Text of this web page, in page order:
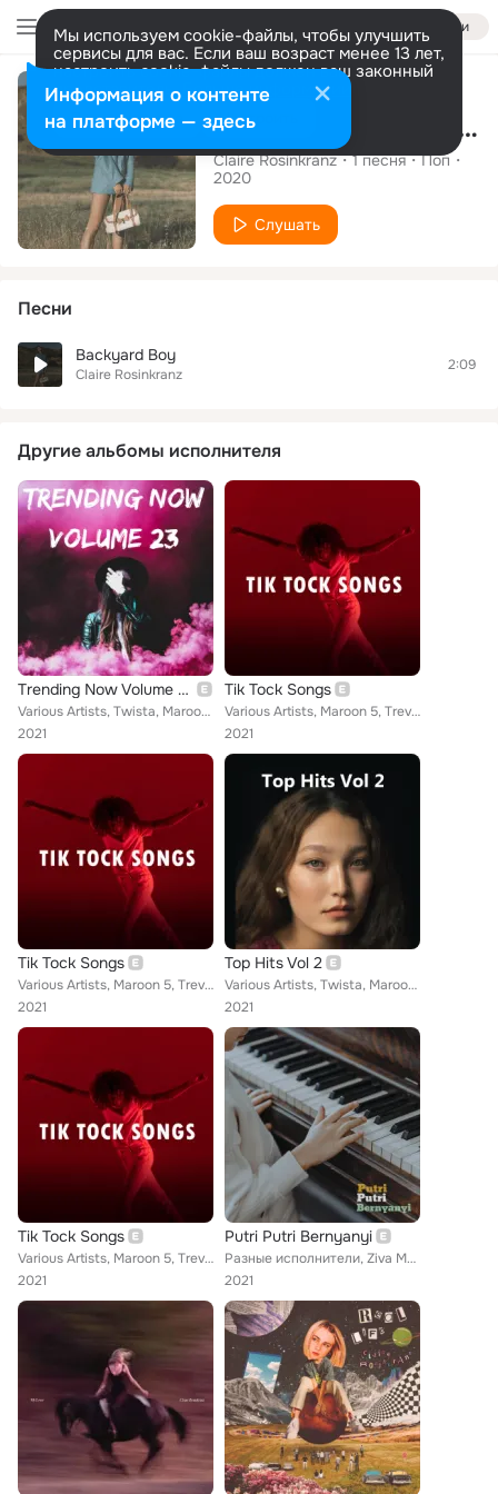
Войти
Мы используем cookie-файлы, чтобы улучшить
сервисы для вас. Если ваш возраст менее 13 лет,
настроить cookie-файлы должен ваш законный
представитель. Больше информации
Разрешить все Настроить
Альбом
BeVerly Hills BoYfRiEnd
Claire Rosinkranz 1песня
Поп
2020
Слушать
Песни
Backyard Boy
Claire Rosinkranz
2:09
Другие альбомы исполнителя
Trending Now Volume 23
Various Artists, Twista, Maroon 5, Martin Solveig, YUNGBLUD, Becky Hill, ATB, Conan Gray, Peach Tree Rascals, Yung Gravy, Marshm...
2021
Tik Tock Songs
Various Artists, Maroon 5, Trevor Daniel, Surf Mesa, DeathbyRomy, Imagine Dragons, Peach Tree Rascals, Disco Lines, Nelly Furtad...
2021
Tik Tock Songs
Various Artists, Maroon 5, Trevor Daniel, Surf Mesa, DeathbyRomy, Imagine Dragons, Peach Tree Rascals, Disco Lines, Nelly Furtad...
2021
Top Hits Vol 2
Various Artists, Twista, Maroon 5, Juice WRLD, Trevor Daniel, Zoe Wees, EAZ, LiBand, Bea Miller, Topic, Conan Gray, Avenue Beat,...
2021
Tik Tock Songs
Various Artists, Maroon 5, Trevor Daniel, Surf Mesa, Imagine Dragons, Peach Tree Rascals, Disco Lines, Nelly Furtado, BENEE, Mik...
2021
Putri Putri Bernyanyi
Разные исполнители, Ziva Magnolya, Gracie Abrams, Tiara Andini, Lyodra, Raisa, Hailee Steinfeld, Alessia Cara, Olivia Rodrigo, C...
2021
Информация о контенте
на платформе — здесь